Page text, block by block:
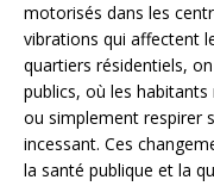
motorisés dans les
vibrations qui affectent
quartiers résidentiels,
publics, où les
ou simplement respirer
incessant. Ces
la santé publique et la